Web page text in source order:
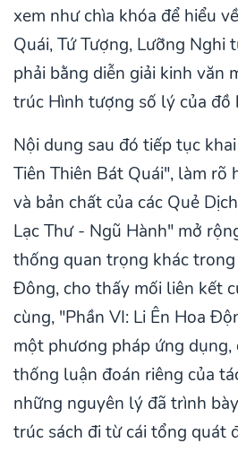
xem như chìa khóa để hiểu
Quái, Tứ Tượng, Lưỡng Nghi
phải bằng diễn giải kinh văn
trúc Hình tượng số lý của đồ
Nội dung sau đó tiếp tục
Tiên Thiên Bát Quái", làm rõ
và bản chất của các Quẻ
Lạc Thư - Ngũ Hành" mở
thống quan trọng khác
Đông, cho thấy mối liên kết
cùng, "Phần VI: Li Ên Hoa
một phương pháp ứng
thống luận đoán riêng của
những nguyên lý đã trình
trúc sách đi từ cái tổng quát